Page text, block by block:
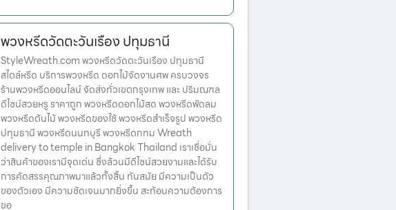
พวงหรีดวัดตะวันเรือง ปทุมธานี
StyleWreath.com พวงหรีดวัดตะวันเรือง ปทุมธานี
สไตล์หรีด บริการพวงหรีด ดอกไม้จัดงานศพ ครบวงจร
ร้านพวงหรีดออนไลน์ จัดส่งทั่วเขตกรุงเทพ และ ปริมณฑล
ดีไซน์สวยหรู ราคาถูก พวงหรีดดอกไม้สด พวงหรีดพัดลม
พวงหรีดต้นไม้ พวงหรีดของใช้ พวงหรีดสำเร็จรูป พวงหรีด
ปทุมธานี พวงหรีดนนทบุรี พวงหรีดกทม Wreath
delivery to temple in Bangkok Thailand เราเชื่อมั่น
ว่าสินค้าของเรามีจุดเด่น ซึ่งล้วนมีดีไซน์สวยงามและได้รับ
การคัดสรรคุณภาพมาแล้วทั้งสิ้น ทันสมัย มีความเป็นตัว
ของตัวเอง มีความชัดเจนมากยิ่งขึ้น สะท้อนความต้องการ
ขอ